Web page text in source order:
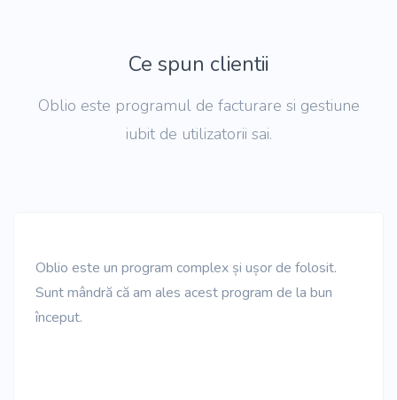
Ce spun clientii
Oblio este programul de facturare si gestiune
iubit de utilizatorii sai.
Oblio este un program complex și ușor de folosit.
Sunt mândră că am ales acest program de la bun
început.